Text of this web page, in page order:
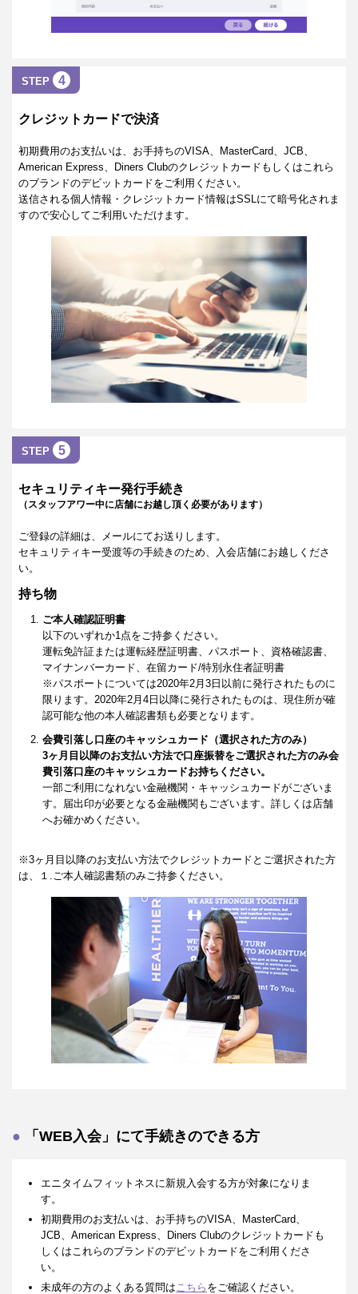
STEP 4
クレジットカードで決済
初期費用のお支払いは、お手持ちのVISA、MasterCard、JCB、
American Express、Diners Clubのクレジットカードもしくはこれら
のブランドのデビットカードをご利用ください。
送信される個人情報・クレジットカード情報はSSLにて暗号化されま
すので安心してご利用いただけます。
STEP 5
セキュリティキー発行手続き
（スタッフアワー中に店舗にお越し頂く必要があります）
ご登録の詳細は、メールにてお送りします。
セキュリティキー受渡等の手続きのため、入会店舗にお越しくださ
い。
持ち物
ご本人確認証明書
以下のいずれか1点をご持参ください。
運転免許証または運転経歴証明書、パスポート、資格確認書、
マイナンバーカード、在留カード/特別永住者証明書
※パスポートについては2020年2月3日以前に発行されたものに
限ります。2020年2月4日以降に発行されたものは、現住所が確
認可能な他の本人確認書類も必要となります。
会費引落し口座のキャッシュカード（選択された方のみ）
3ヶ月目以降のお支払い方法で口座振替をご選択された方のみ会
費引落口座のキャッシュカードお持ちください。
一部ご利用になれない金融機関・キャッシュカードがございま
す。届出印が必要となる金融機関もございます。詳しくは店舗
へお確かめください。
※3ヶ月目以降のお支払い方法でクレジットカードとご選択された方
は、１.ご本人確認書類のみご持参ください。
「WEB入会」にて手続きのできる方
エニタイムフィットネスに新規入会する方が対象になりま
す。
初期費用のお支払いは、お手持ちのVISA、MasterCard、
JCB、American Express、Diners Clubのクレジットカードも
しくはこれらのブランドのデビットカードをご利用くださ
い。
未成年の方のよくある質問はこちら をご確認ください。